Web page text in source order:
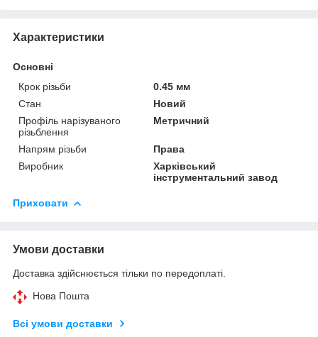
Характеристики
Основні
Крок різьби
0.45 мм
Стан
Новий
Профіль нарізуваного
різьблення
Метричний
Напрям різьби
Права
Виробник
Харківський
інструментальний завод
Приховати
Умови доставки
Доставка здійснюється тільки по передоплаті.
Нова Пошта
Всі умови доставки